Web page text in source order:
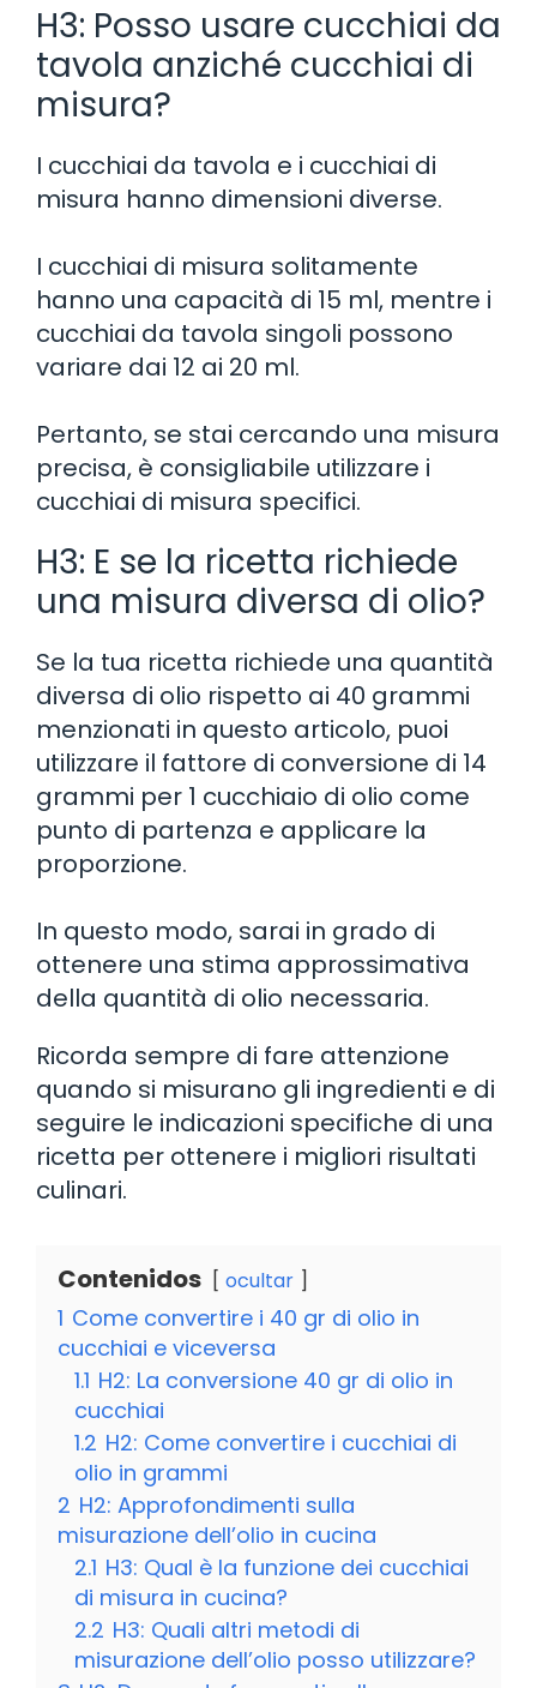
H3: Posso usare cucchiai da
tavola anziché cucchiai di
misura?
I cucchiai da tavola e i cucchiai di
misura hanno dimensioni diverse.
I cucchiai di misura solitamente
hanno una capacità di 15 ml, mentre i
cucchiai da tavola singoli possono
variare dai 12 ai 20 ml.
Pertanto, se stai cercando una misura
precisa, è consigliabile utilizzare i
cucchiai di misura specifici.
H3: E se la ricetta richiede
una misura diversa di olio?
Se la tua ricetta richiede una quantità
diversa di olio rispetto ai 40 grammi
menzionati in questo articolo, puoi
utilizzare il fattore di conversione di 14
grammi per 1 cucchiaio di olio come
punto di partenza e applicare la
proporzione.
In questo modo, sarai in grado di
ottenere una stima approssimativa
della quantità di olio necessaria.
Ricorda sempre di fare attenzione
quando si misurano gli ingredienti e di
seguire le indicazioni specifiche di una
ricetta per ottenere i migliori risultati
culinari.
Contenidos ocultar
1 Come convertire i 40 gr di olio in
cucchiai e viceversa
1.1 H2: La conversione 40 gr di olio in
cucchiai
1.2 H2: Come convertire i cucchiai di
olio in grammi
2 H2: Approfondimenti sulla
misurazione dell’olio in cucina
2.1 H3: Qual è la funzione dei cucchiai
di misura in cucina?
2.2 H3: Quali altri metodi di
misurazione dell’olio posso utilizzare?